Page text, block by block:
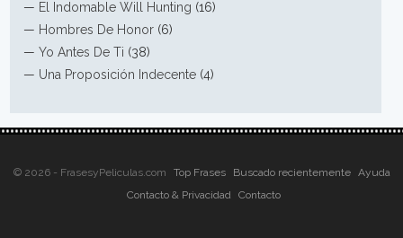
— El Indomable Will Hunting (16)
— Hombres De Honor (6)
—Yo Antes De Ti (38)
— Una Proposición Indecente (4)
© 2026 - FrasesyPeliculas.com Top Frases Buscado recientemente
Ayuda
Contacto & Privacidad
Contacto